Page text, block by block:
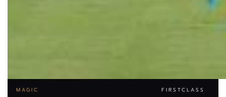
MAGIC FIRSTCLASS